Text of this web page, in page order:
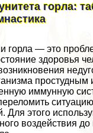
горла:
горла — это
здоровья
иммунную
Для этого
воздействия